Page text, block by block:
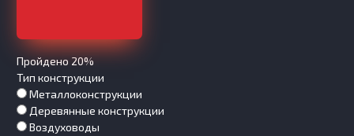
Пройдено 20%
Тип конструкции
Металлоконструкции
Деревянные конструкции
Воздуховоды